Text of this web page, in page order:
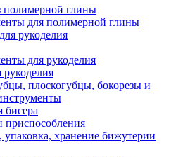
полимерной глины
для полимерной глины
рукоделия
для рукоделия
рукоделия
плоскогубцы, бокорезы и
бисера
приспособления
упаковка, хранение бижутерии